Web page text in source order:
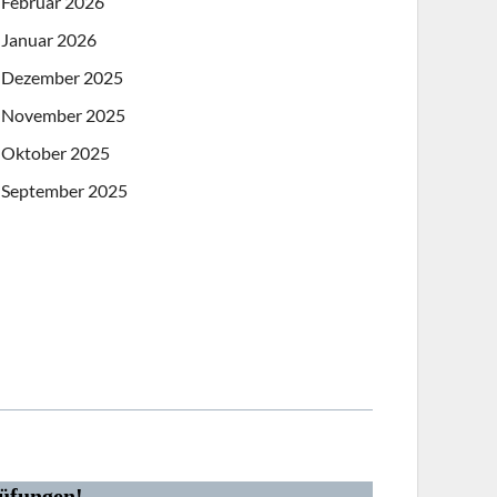
Januar 2026
Dezember 2025
November 2025
Oktober 2025
September 2025